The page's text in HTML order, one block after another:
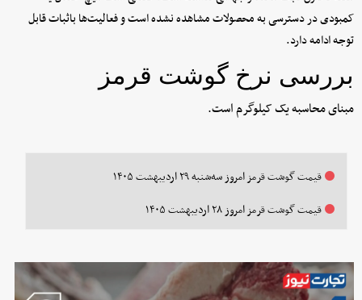
کمبودی در دسترسی به محصولات مشاهده نشده است و فعالیت‌ها باثبات قابل
توجه ادامه دارد.
بررسی نرخ گوشت قرمز
مبنای محاسبه یک کیلوگرم است.
قیمت گوشت قرمز امروز سه‌شنبه ۲۹ اردیبهشت ۱۴۰۵
قیمت گوشت قرمز امروز ۲۸ اردیبهشت ۱۴۰۵